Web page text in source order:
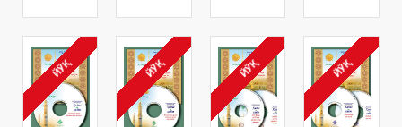
ЙЎҚ ЙЎҚ ЙЎҚ ЙЎҚ